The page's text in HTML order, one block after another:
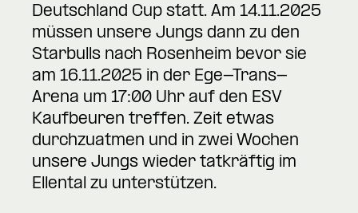
Deutschland Cup statt. Am 14.11.2025
müssen unsere Jungs dann zu den
Starbulls nach Rosenheim bevor sie
am 16.11.2025 in der Ege-Trans-
Arena um 17:00 Uhr auf den ESV
Kaufbeuren treffen. Zeit etwas
durchzuatmen und in zwei Wochen
unsere Jungs wieder tatkräftig im
Ellental zu unterstützen.